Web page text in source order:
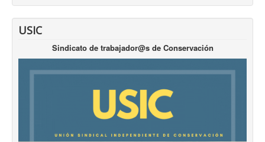
USIC
Sindicato de trabajador@s de Conservación